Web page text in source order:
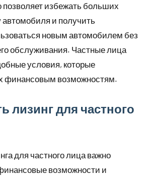
избежать больших
автомобиля и получить
новым автомобилем без
обслуживания. Частные лица
условия, которые
финансовым возможностям.
лизинг для частного
для частного лица важно
возможности и